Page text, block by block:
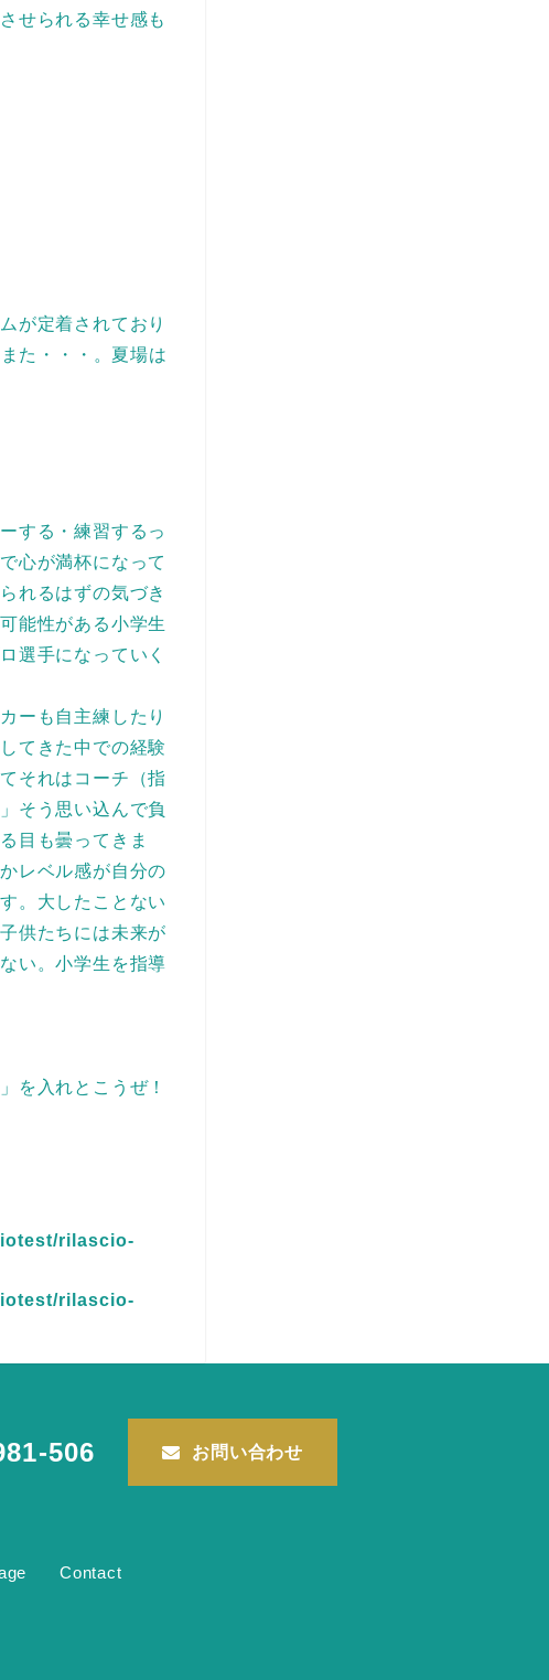
せられる幸せ感も
が定着されており
た・・・。夏場は
する・練習するっ
心が満杯になって
れるはずの気づき
能性がある小学生
選手になっていく
ーも自主練したり
てきた中での経験
それはコーチ（指
そう思い込んで負
目も曇ってきま
レベル感が自分の
。大したことない
供たちには未来が
い。小学生を指導
を入れとこうぜ！
rilascio-
rilascio-
506 お問い合わせ
Contact